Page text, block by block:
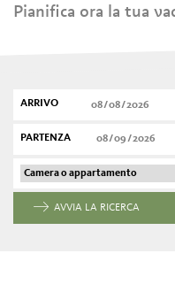
Pianifica ora la tua
ARRIVO
PARTENZA
AVVIA LA RICERCA